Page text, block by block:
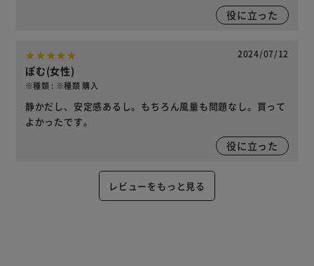
役に立った
2024/07/12
ぽむ(女性)
※種類 : ※種類 購入
静かだし、安定感あるし。もちろん風量も問題なし。買って
よかったです。
役に立った
レビューをもっと見る